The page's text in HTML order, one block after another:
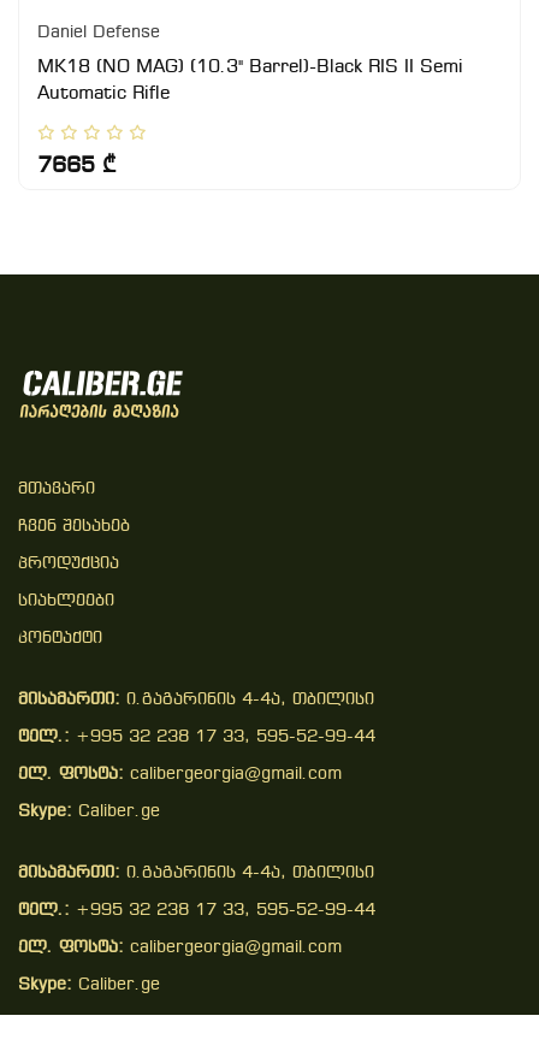
Daniel Defense
MK18 (NO MAG) (10.3" Barrel)-Black RIS II Semi
Automatic Rifle
7665 ₾
Მთავარი
Ჩვენ Შესახებ
Პროდუქცია
Სიახლეები
Კონტაქტი
მისამართი: ი.გაგარინის 4-4ა, თბილისი
ტელ.: +995 32 238 17 33, 595-52-99-44
ელ. ფოსტა: calibergeorgia@gmail.com
Skype: Caliber.ge
მისამართი: ი.გაგარინის 4-4ა, თბილისი
ტელ.: +995 32 238 17 33, 595-52-99-44
ელ. ფოსტა: calibergeorgia@gmail.com
Skype: Caliber.ge